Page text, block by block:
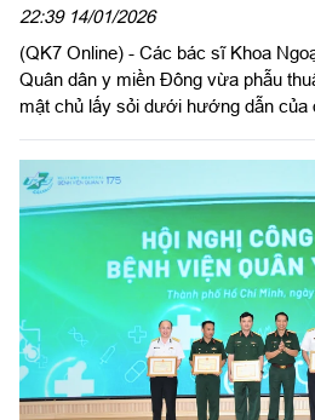
chủ lấy sỏi dưới hướng
mềm
22:39 14/01/2026
(QK7 Online) - Các bác sĩ Khoa
Quân dân y miền Đông vừa phẫu
mật chủ lấy sỏi dưới hướng dẫn của
có tiền sử cắt túi mật cách đây 5